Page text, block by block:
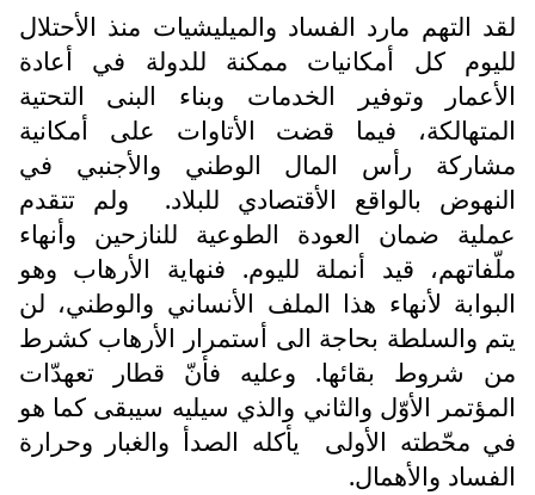
لقد التهم مارد الفساد والميليشيات منذ الأحتلال
لليوم كل أمكانيات ممكنة للدولة في أعادة
الأعمار وتوفير الخدمات وبناء البنى التحتية
المتهالكة، فيما قضت الأتاوات على أمكانية
مشاركة رأس المال الوطني والأجنبي في
النهوض بالواقع الأقتصادي للبلاد.
ولم تتقدم
عملية ضمان العودة الطوعية للنازحين وأنهاء
ملّفاتهم، قيد أنملة لليوم. فنهاية الأرهاب وهو
البوابة لأنهاء هذا الملف الأنساني والوطني، لن
يتم والسلطة بحاجة الى أستمرار الأرهاب كشرط
من شروط بقائها. وعليه فأنّ قطار تعهدّات
المؤتمر الأوّل والثاني والذي سيليه سيبقى كما هو
في محّطته الأولى
يأكله الصدأ والغبار وحرارة
الفساد والأهمال.